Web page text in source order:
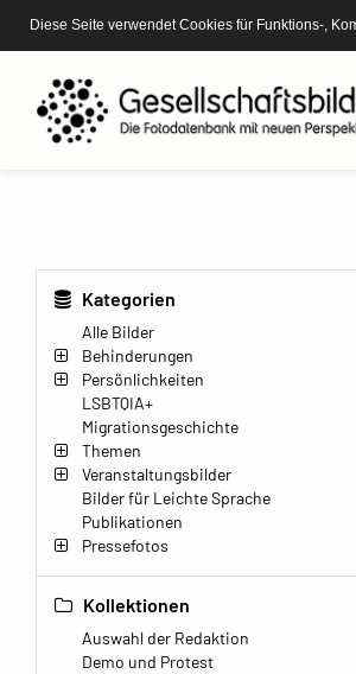
Diese Seite verwendet Cookies für Funktions-,
Kategorien
Alle Bilder
Behinderungen
Persönlichkeiten
LSBTQIA+
Migrationsgeschichte
Themen
Veranstaltungsbilder
Bilder für Leichte Sprache
Publikationen
Pressefotos
Kollektionen
Auswahl der Redaktion
Demo und Protest